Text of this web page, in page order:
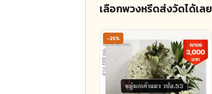
เลือกพวงหรีดส่งวัดได้เลย
-25%